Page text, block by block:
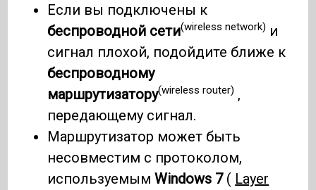
Если вы подключены к
беспроводной сети(wireless network) и
сигнал плохой, подойдите ближе к
беспроводному
маршрутизатору(wireless router) ,
передающему сигнал.
Маршрутизатор может быть
несовместим с протоколом,
используемымWindows 7( Layer